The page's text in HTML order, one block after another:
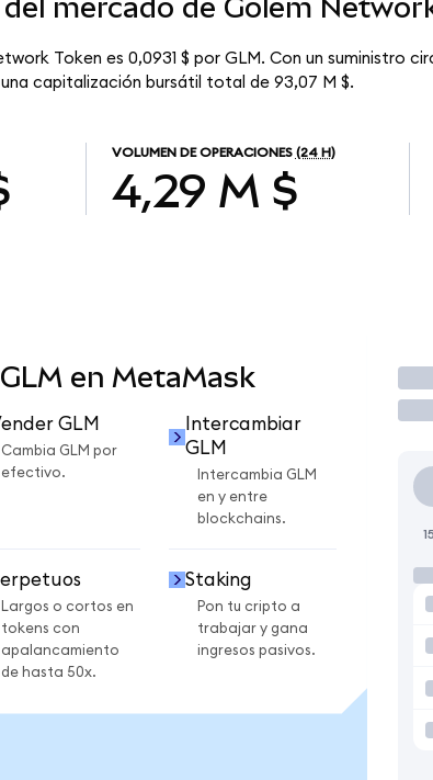
mercado de Golem
Token es 0,0931 $ por GLM. Con un suministro
capitalización bursátil total de 93,07 M $.
VOLUMEN DE OPERACIONES (24 H)
4,29 M $
en MetaMask
GLM
Cambia GLM por
efectivo.
Intercambiar
GLM
Intercambia GLM
en y entre
blockchains.
Largos o cortos en
tokens con
apalancamiento
de hasta 50x.
Staking
Pon tu cripto a
trabajar y gana
ingresos pasivos.